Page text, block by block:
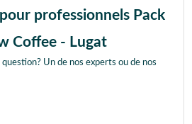
professionnels Pack
Coffee - Lugat
Un de nos experts ou de nos